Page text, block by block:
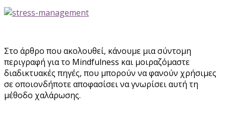
Στο άρθρο που ακολουθεί, κάνουμε μια σύντομη
περιγραφή για το Mindfulness και μοιραζόμαστε
διαδικτυακές πηγές, που μπορούν να φανούν χρήσιμες
σε οποιονδήποτε αποφασίσει να γνωρίσει αυτή τη
μέθοδο χαλάρωσης.